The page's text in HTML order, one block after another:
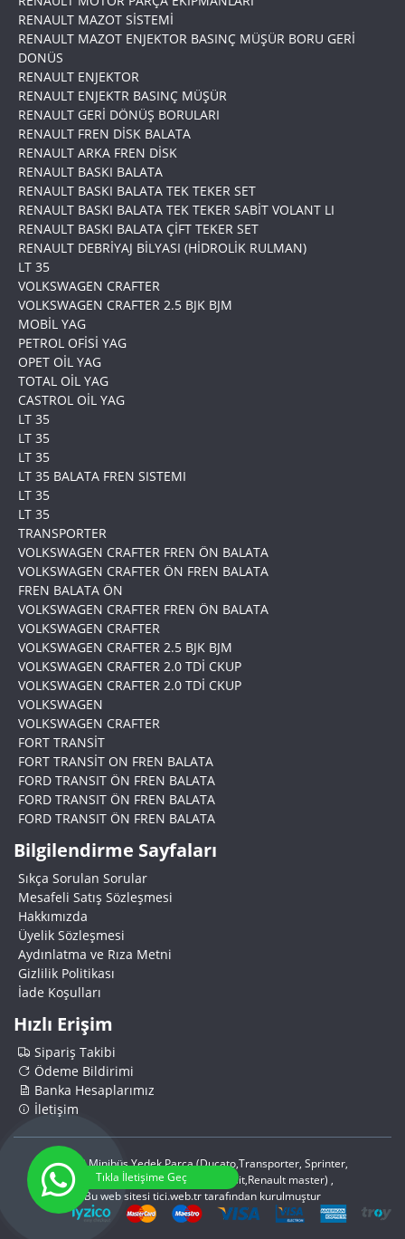
RENAULT MAZOT SİSTEMİ
RENAULT MAZOT ENJEKTOR BASINÇ MÜŞÜR BORU GERİ
DONÜS
RENAULT ENJEKTOR
RENAULT ENJEKTR BASINÇ MÜŞÜR
RENAULT GERİ DÖNÜŞ BORULARI
RENAULT FREN DİSK BALATA
RENAULT ARKA FREN DİSK
RENAULT BASKI BALATA
RENAULT BASKI BALATA TEK TEKER SET
RENAULT BASKI BALATA TEK TEKER SABİT VOLANT LI
RENAULT BASKI BALATA ÇİFT TEKER SET
RENAULT DEBRİYAJ BİLYASI (HİDROLİK RULMAN)
LT 35
VOLKSWAGEN CRAFTER
VOLKSWAGEN CRAFTER 2.5 BJK BJM
MOBİL YAG
PETROL OFİSİ YAG
OPET OİL YAG
TOTAL OİL YAG
CASTROL OİL YAG
LT 35
LT 35
LT 35
LT 35 BALATA FREN SISTEMI
LT 35
LT 35
TRANSPORTER
VOLKSWAGEN CRAFTER FREN ÖN BALATA
VOLKSWAGEN CRAFTER ÖN FREN BALATA
FREN BALATA ÖN
VOLKSWAGEN CRAFTER FREN ÖN BALATA
VOLKSWAGEN CRAFTER
VOLKSWAGEN CRAFTER 2.5 BJK BJM
VOLKSWAGEN CRAFTER 2.0 TDİ CKUP
VOLKSWAGEN CRAFTER 2.0 TDİ CKUP
VOLKSWAGEN
VOLKSWAGEN CRAFTER
FORT TRANSİT
FORT TRANSİT ON FREN BALATA
FORD TRANSIT ÖN FREN BALATA
FORD TRANSIT ÖN FREN BALATA
FORD TRANSIT ÖN FREN BALATA
Bilgilendirme Sayfaları
Sıkça Sorulan Sorular
Mesafeli Satış Sözleşmesi
Hakkımızda
Üyelik Sözleşmesi
Aydınlatma ve Rıza Metni
Gizlilik Politikası
İade Koşulları
Hızlı Erişim
Sipariş Takibi
Ödeme Bildirimi
Banka Hesaplarımız
İletişim
Ticari Minibüs Yedek Parça (Ducato,Transporter, Sprinter,
Crafter,Vito,Citroen,Boxser,Transit,Renault master) ,
Bu web sitesi tici.web.trtarafından kurulmuştur
Tıkla İletişime Geç